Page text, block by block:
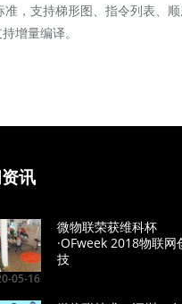
，支持梯形图、指令列表、
增量编译。
讯
微物联荣获维科杯
·OFweek 2018物联网
技
05-16